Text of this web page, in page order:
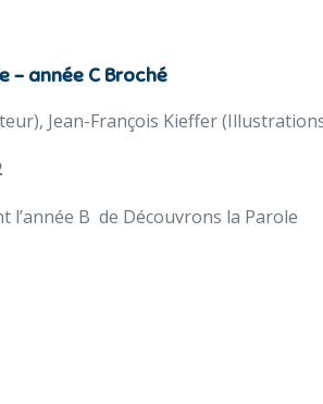
– année C Broché
Jean-François Kieffer
l’année B de Découvrons la Parole